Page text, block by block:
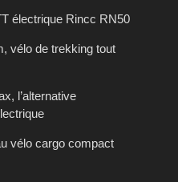
électrique Rincc RN50
vélo de trekking tout
l’alternative
vélo cargo compact